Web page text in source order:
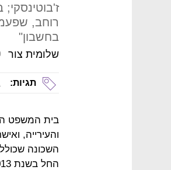
רוחב,
בחשבון"
שלומית צור
תגיות:
בית המשפט
החל בשנת 2013, ונתקל בהתנגדות חריפה מצד השכנים באזור וכן מצד העירייה.